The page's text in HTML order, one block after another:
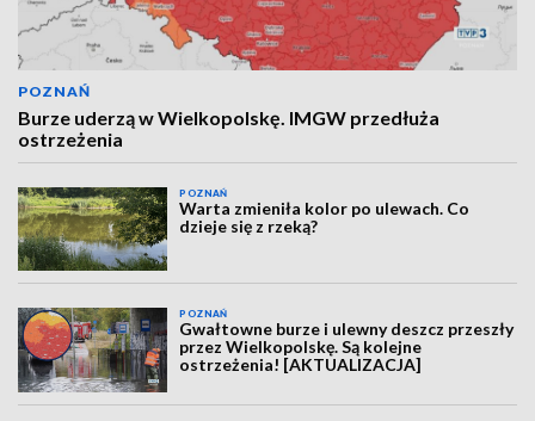
POZNAŃ
Burze uderzą w Wielkopolskę. IMGW przedłuża
ostrzeżenia
POZNAŃ
Warta zmieniła kolor po ulewach. Co
dzieje się z rzeką?
POZNAŃ
Gwałtowne burze i ulewny deszcz przeszły
przez Wielkopolskę. Są kolejne
ostrzeżenia! [AKTUALIZACJA]